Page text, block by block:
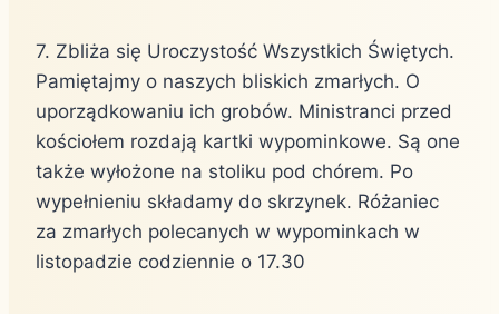
7. Zbliża się Uroczystość Wszystkich Świętych.
Pamiętajmy o naszych bliskich zmarłych. O
uporządkowaniu ich grobów. Ministranci przed
kościołem rozdają kartki wypominkowe. Są one
także wyłożone na stoliku pod chórem. Po
wypełnieniu składamy do skrzynek. Różaniec
za zmarłych polecanych w wypominkach w
listopadzie codziennie o 17.30